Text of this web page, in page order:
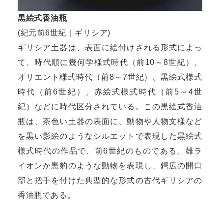
黒絵式香油瓶
(紀元前6世紀｜ギリシア)
ギリシア土器は、表面に絵付けされる形式によっ
て、時代順に幾何学様式時代（前10～8世紀）、
オリエント様式時代（前8～7世紀）、黒絵式様式
時代（前6世紀）、赤絵式様式時代（前5～4世
紀）などに時代区分されている。この黒絵式香油
瓶は、茶色い土器の表面に、動物や人物文様など
を黒い影絵のようなシルエットで表現した黒絵式
様式時代の作品で、前6世紀のものである。雄ラ
イオンか黒豹のような動物を表現し、鍔広の開口
部と把手を付けた典型的な形式の古代ギリシアの
香油瓶である。